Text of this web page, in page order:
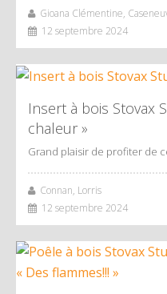
Gioana Clémentine,
12 septembre 2024
Insert à bois Stovax
chaleur »
Grand plaisir de profiter de
Connan, Lorris
12 septembre 2024